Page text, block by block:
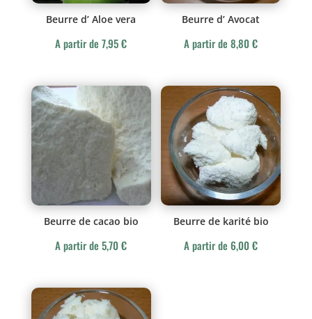
Beurre d’ Aloe vera
A partir de7,95€
Beurre d’ Avocat
A partir de8,80€
Beurre de cacao bio
A partir de5,70€
Beurre de karité bio
A partir de6,00€